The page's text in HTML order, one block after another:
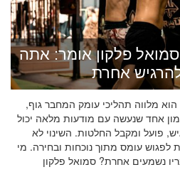
פלקון אומר: אתה
אחרת
מלווה תהליכי עומק המחבר גוף,
אחד שנעשה עם מודעות מלאה יכול
פועל ומקבל החלטות. השינוי לא
לפגוש עומס מתוך נוכחות ובחירה. מי